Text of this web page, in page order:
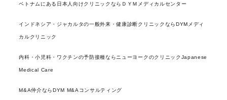
ベトナムにある日本人向けクリニックならＤＹＭメディカルセンター
インドネシア・ジャカルタの一般外来・健康診断クリニックならDYMメディ
カルクリニック
内科・小児科・ワクチンの予防接種ならニューヨークのクリニックJapanese
Medical Care
M&A仲介ならDYM M&Aコンサルティング